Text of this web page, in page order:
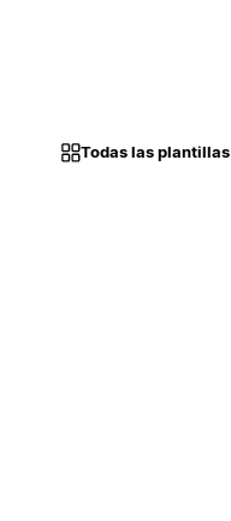
Todas las plantillas